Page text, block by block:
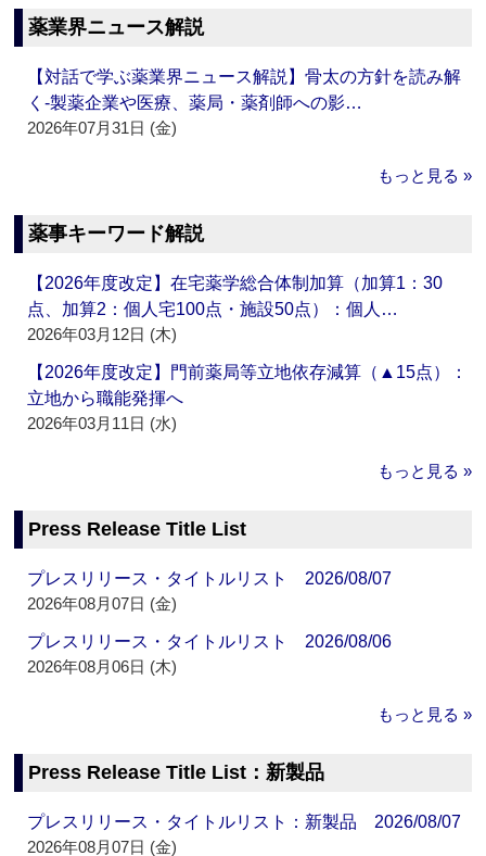
薬業界ニュース解説
【対話で学ぶ薬業界ニュース解説】骨太の方針を読み解
く‐製薬企業や医療、薬局・薬剤師への影…
2026年07月31日 (金)
もっと見る »
薬事キーワード解説
【2026年度改定】在宅薬学総合体制加算（加算1：30
点、加算2：個人宅100点・施設50点）：個人…
2026年03月12日 (木)
【2026年度改定】門前薬局等立地依存減算（▲15点）：
立地から職能発揮へ
2026年03月11日 (水)
もっと見る »
Press Release Title List
プレスリリース・タイトルリスト 2026/08/07
2026年08月07日 (金)
プレスリリース・タイトルリスト 2026/08/06
2026年08月06日 (木)
もっと見る »
Press Release Title List：新製品
プレスリリース・タイトルリスト：新製品 2026/08/07
2026年08月07日 (金)